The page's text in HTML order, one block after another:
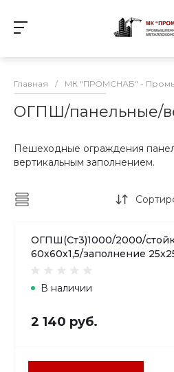
Главная / МК "ПРОМСНАБ" -
ОГПШ/панельные/
Пешеходные ограждения
вертикальным заполнением.
ОГПШ(Ст3)1000/2000/
60х60х1,5/заполнение
В наличии
2 140 руб.